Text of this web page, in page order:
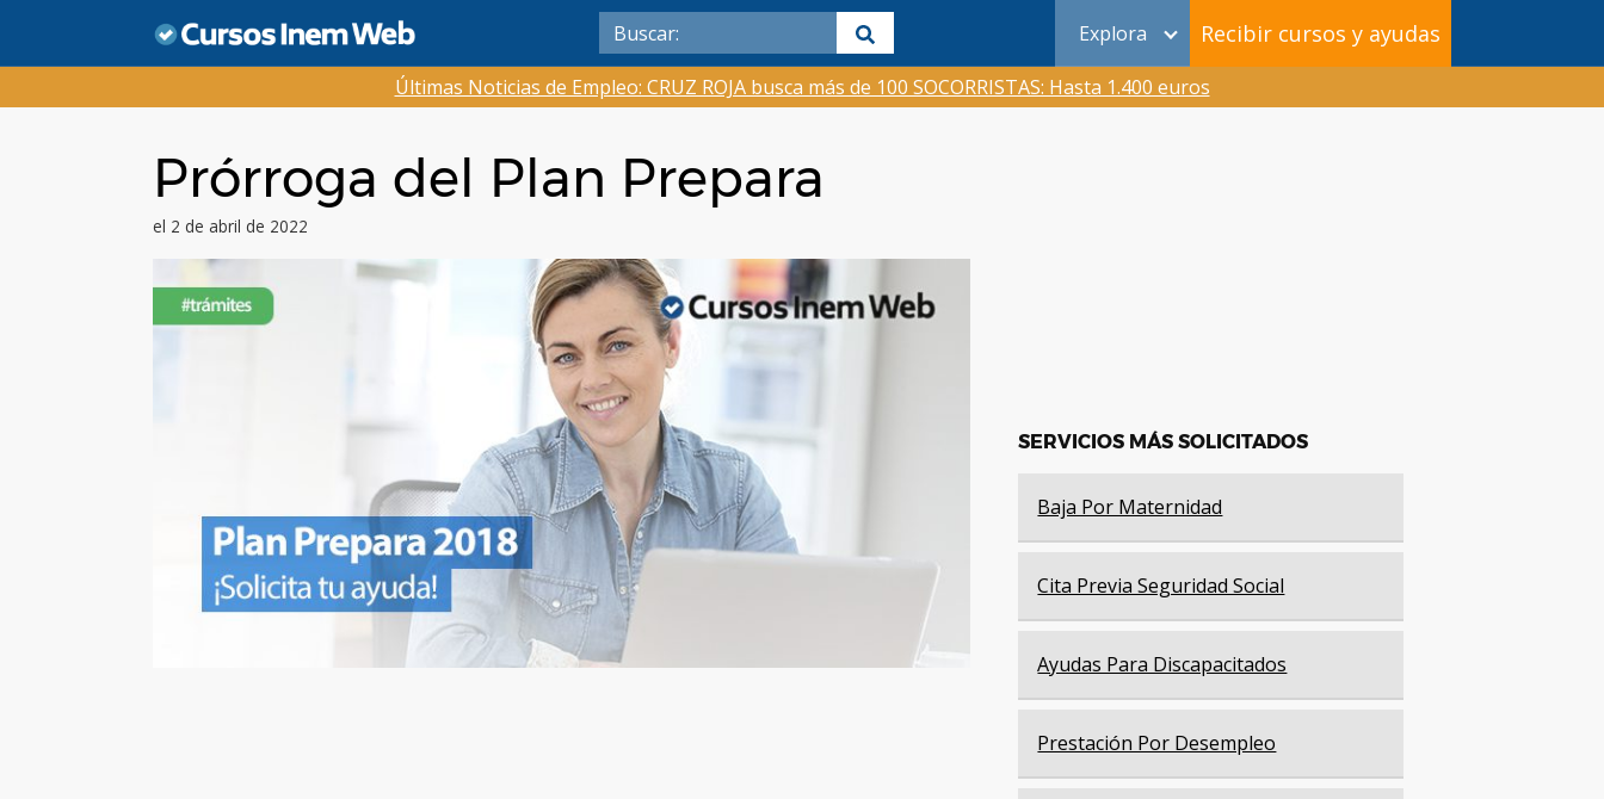
contenido
Explora Recibir cursos y ayudas
Últimas Noticias de Empleo: CRUZ ROJA busca más de 100 SOCORRISTAS: Hasta 1.400 euros
Prórroga del Plan Prepara
el 2 de abril de 2022
SERVICIOS MÁS SOLICITADOS
Baja Por Maternidad
Cita Previa Seguridad Social
Ayudas Para Discapacitados
Prestación Por Desempleo